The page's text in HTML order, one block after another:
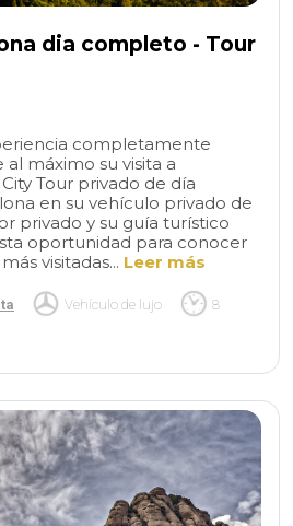
dia completo - Tour
completamente
máximo su visita a
Tour privado de día
en su vehículo privado de
privado y su guía turístico
oportunidad para conocer
visitadas... Leer más
Vehículo de lujo 8